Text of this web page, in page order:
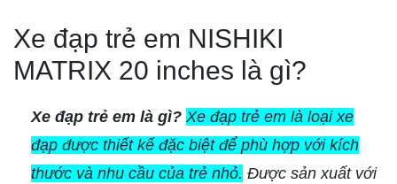
Xe đạp trẻ em NISHIKI
MATRIX 20 inches là gì?
Xe đạp trẻ em là gì? Xe đạp trẻ em là loại xe
đạp được thiết kế đặc biệt để phù hợp với kích
thước và nhu cầu của trẻ nhỏ. Được sản xuất với